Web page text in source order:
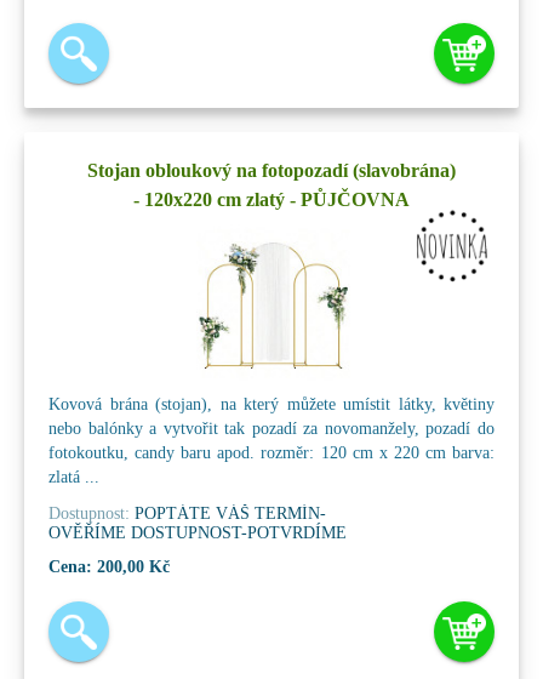
Stojan obloukový na fotopozadí (slavobrána)
- 120x220 cm zlatý - PŮJČOVNA
Kovová brána (stojan), na který můžete umístit látky, květiny
nebo balónky a vytvořit tak pozadí za novomanžely, pozadí do
fotokoutku, candy baru apod. rozměr: 120 cm x 220 cm barva:
zlatá ...
Dostupnost: POPTÁTE VÁŠ TERMÍN-
OVĚŘÍME DOSTUPNOST-POTVRDÍME
Cena: 200,00 Kč